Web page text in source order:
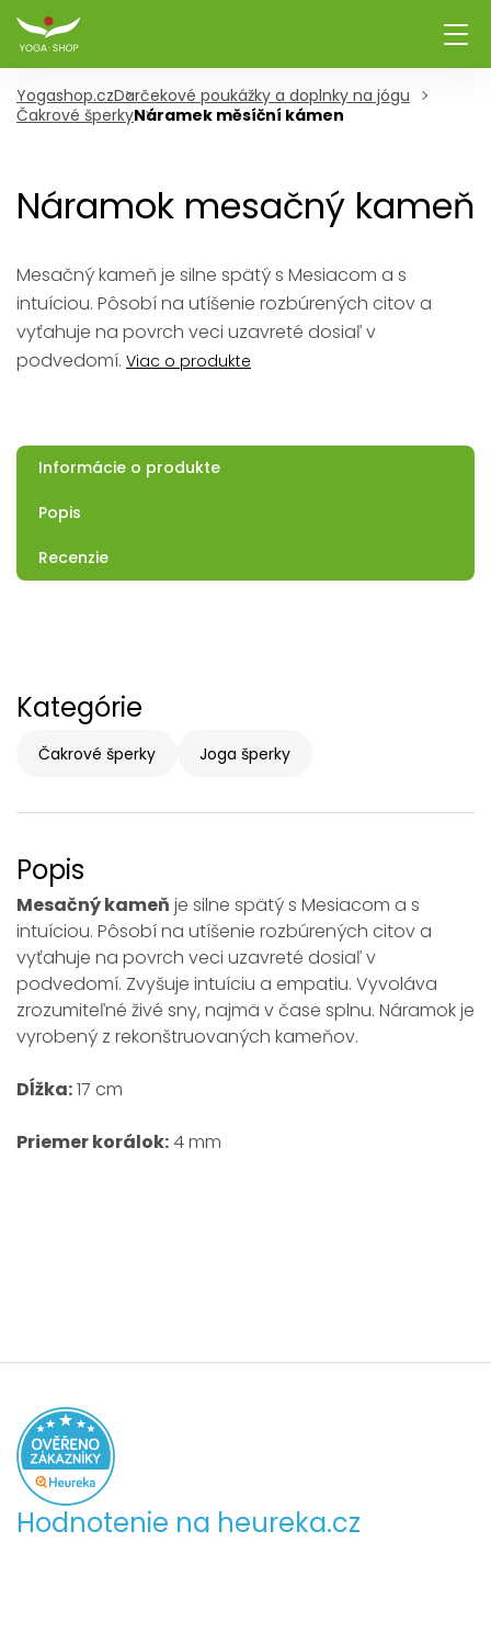
Yogashop.czDarčekové poukážky a doplnky na jógu
Čakrové šperkyNáramek měsíční kámen
Náramok mesačný kameň
Mesačný kameň je silne spätý s Mesiacom a s
intuíciou. Pôsobí na utíšenie rozbúrených citov a
vyťahuje na povrch veci uzavreté dosiaľ v
podvedomí. Viac o produkte
Informácie o produkte
Popis
Recenzie
Kategórie
Čakrové šperky Joga šperky
Popis
Mesačný kameň je silne spätý s Mesiacom a s
intuíciou. Pôsobí na utíšenie rozbúrených citov a
vyťahuje na povrch veci uzavreté dosiaľ v
podvedomí. Zvyšuje intuíciu a empatiu. Vyvoláva
zrozumiteľné živé sny, najmä v čase splnu. Náramok je
vyrobený z rekonštruovaných kameňov.
Dĺžka:17 cm
Priemer korálok:4 mm
Hodnotenie na heureka.cz